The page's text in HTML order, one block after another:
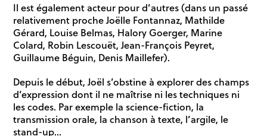
Il est également acteur pour d’autres (dans un passé
relativement proche Joëlle Fontannaz, Mathilde
Gérard, Louise Belmas, Halory Goerger, Marine
Colard, Robin Lescouët, Jean-François Peyret,
Guillaume Béguin, Denis Maillefer).
Depuis le début, Joël s’obstine à explorer des champs
d’expression dont il ne maîtrise ni les techniques ni
les codes. Par exemple la science-fiction, la
transmission orale, la chanson à texte, l’argile, le
stand-up…